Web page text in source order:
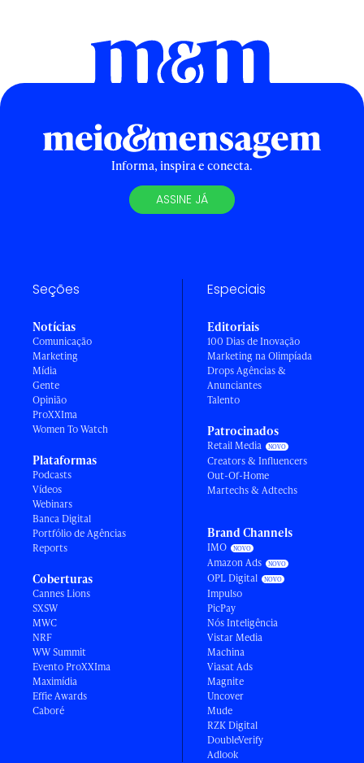
Informa, inspira e conecta.
ASSINE JÁ
Seções
Notícias
Comunicação
Marketing
Mídia
Gente
Opinião
ProXXIma
Women To Watch
Plataformas
Podcasts
Vídeos
Webinars
Banca Digital
Portfólio de Agências
Reports
Coberturas
Cannes Lions
SXSW
MWC
NRF
WW Summit
Evento ProXXIma
Maximídia
Effie Awards
Caboré
Especiais
Editoriais
100 Dias de Inovação
Marketing na Olimpíada
Drops Agências &
Anunciantes
Talento
Patrocinados
Retail Media
Creators & Influencers
Out-Of-Home
Martechs & Adtechs
Brand Channels
IMO
Amazon Ads
OPL Digital
Impulso
PicPay
Nós Inteligência
Vistar Media
Machina
Viasat Ads
Magnite
Uncover
Mude
RZK Digital
DoubleVerify
Adlook